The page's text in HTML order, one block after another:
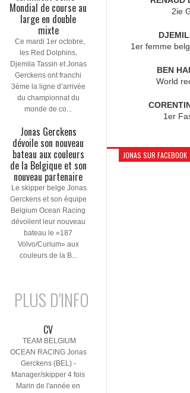
Mondial de course au
large en double
mixte
Ce mardi 1er octobre,
les Red Dolphins,
Djemila Tassin et Jonas
Gerckens ont franchi
3ème la ligne d’arrivée
du championnat du
monde de co...
Jonas Gerckens
dévoile son nouveau
bateau aux couleurs
de la Belgique et son
nouveau partenaire
Le skipper belge Jonas
Gerckens et son équipe
Belgium Ocean Racing
dévoilent leur nouveau
bateau le «187
Volvo/Curium» aux
couleurs de la B...
PLUS D'INFO
CV
TEAM BELGIUM
OCEAN RACING Jonas
Gerckens (BEL) -
Manager/skipper 4 fois
Marin de l'année en
2ie
1er femme
BEN
World
1er
JONAS SUR FACEBOOK